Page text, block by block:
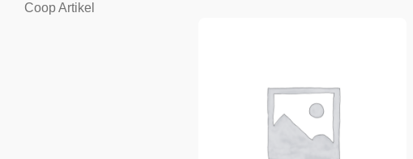
Coop Artikel